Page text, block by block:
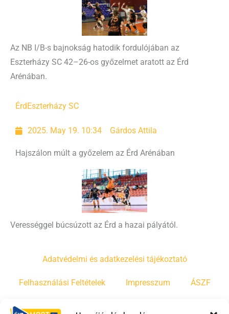
Az NB I/B-s bajnokság hatodik fordulójában az
Eszterházy SC 42–26-os győzelmet aratott az Érd
Arénában.
Érd Eszterházy SC
2025. May 19. 10:34 Gárdos Attila
Hajszálon múlt a győzelem az Érd Arénában
Verességgel búcsúzott az Érd a hazai pályától.
Adatvédelmi és adatkezelési tájékoztató
Felhasználási Feltételek Impresszum ÁSZF